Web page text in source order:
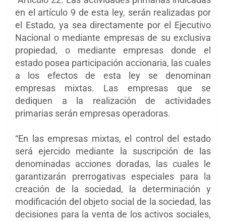
en el artículo 9 de esta ley, serán realizadas por
el Estado, ya sea directamente por el Ejecutivo
Nacional o mediante empresas de su exclusiva
propiedad, o mediante empresas donde el
estado posea participación accionaria, las cuales
a los efectos de esta ley se denominan
empresas mixtas. Las empresas que se
dediquen a la realización de actividades
primarias serán empresas operadoras.
“En las empresas mixtas, el control del estado
será ejercido mediante la suscripción de las
denominadas acciones doradas, las cuales le
garantizarán prerrogativas especiales para la
creación de la sociedad, la determinación y
modificación del objeto social de la sociedad, las
decisiones para la venta de los activos sociales,